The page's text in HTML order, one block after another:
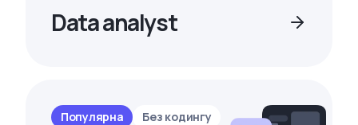
Data analyst
Популярна Без кодингу